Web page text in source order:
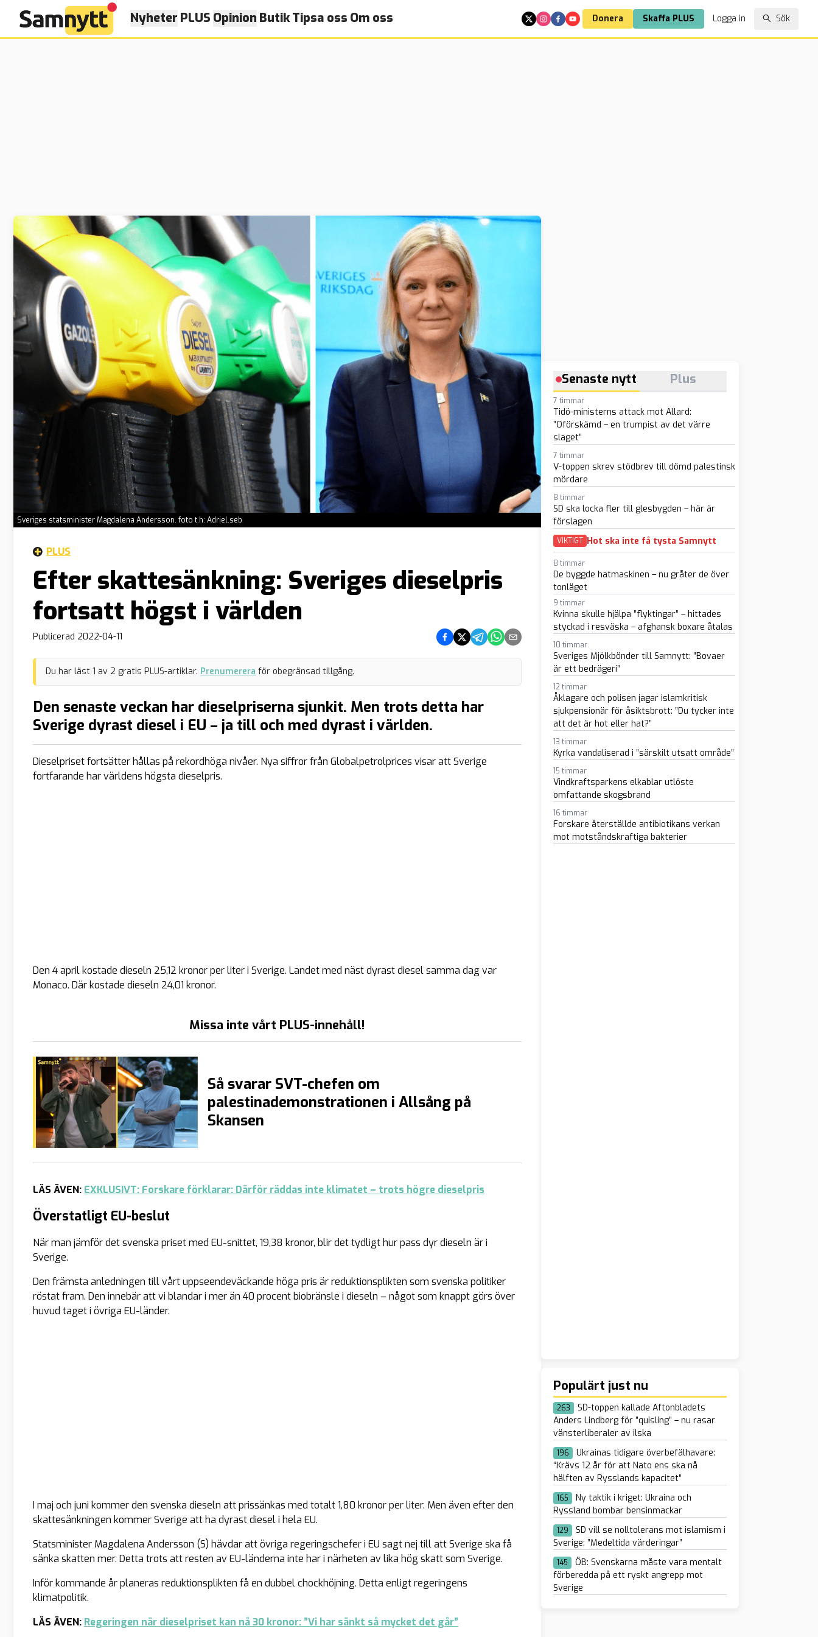
Nyheter PLUS Opinion ButikTipsa oss Om oss Donera Skaffa PLUS Logga in Sök
Sveriges statsminister Magdalena Andersson. foto t.h: Adriel.seb
PLUS
Efter skattesänkning: Sveriges dieselpris
fortsatt högst i världen
Publicerad 2022-04-11 Dela på Facebook
Dela på Twitter
Dela på Telegram
Dela på Whatsapp
Dela via e-post
Du har läst 1 av 2 gratis PLUS-artiklar. Prenumerera för obegränsad tillgång.
Den senaste veckan har dieselpriserna sjunkit. Men trots detta har
Sverige dyrast diesel i EU – ja till och med dyrast i världen.
Dieselpriset fortsätter hållas på rekordhöga nivåer. Nya siffror från Globalpetrolprices visar att Sverige
fortfarande har världens högsta dieselpris.
Den 4 april kostade dieseln 25,12 kronor per liter i Sverige. Landet med näst dyrast diesel samma dag var
Monaco. Där kostade dieseln 24,01 kronor.
Missa inte vårt PLUS-innehåll!
Så svarar SVT-chefen om
palestinademonstrationen i Allsång på
Skansen
LÄS ÄVEN: EXKLUSIVT: Forskare förklarar: Därför räddas inte klimatet – trots högre dieselpris
Överstatligt EU-beslut
När man jämför det svenska priset med EU-snittet, 19,38 kronor, blir det tydligt hur pass dyr dieseln är i
Sverige.
Den främsta anledningen till vårt uppseendeväckande höga pris är reduktionsplikten som svenska politiker
röstat fram. Den innebär att vi blandar i mer än 40 procent biobränsle i dieseln – något som knappt görs över
huvud taget i övriga EU-länder.
I maj och juni kommer den svenska dieseln att prissänkas med totalt 1,80 kronor per liter. Men även efter den
skattesänkningen kommer Sverige att ha dyrast diesel i hela EU.
Statsminister Magdalena Andersson (S) hävdar att övriga regeringschefer i EU sagt nej till att Sverige ska få
sänka skatten mer. Detta trots att resten av EU-länderna inte har i närheten av lika hög skatt som Sverige.
Inför kommande år planeras reduktionsplikten få en dubbel chockhöjning. Detta enligt regeringens
klimatpolitik.
LÄS ÄVEN: Regeringen när dieselpriset kan nå 30 kronor: ”Vi har sänkt så mycket det går”
Senaste nytt Plus
7 timmar
Tidö-ministerns attack mot Allard:
”Oförskämd – en trumpist av det värre
slaget”
7 timmar
V-toppen skrev stödbrev till dömd palestinsk
mördare
8 timmar
SD ska locka fler till glesbygden – här är
förslagen
VIKTIGT Hot ska inte få tysta Samnytt
8 timmar
De byggde hatmaskinen – nu gråter de över
tonläget
9 timmar
Kvinna skulle hjälpa ”flyktingar” – hittades
styckad i resväska – afghansk boxare åtalas
10 timmar
Sveriges Mjölkbönder till Samnytt: ”Bovaer
är ett bedrägeri”
12 timmar
Åklagare och polisen jagar islamkritisk
sjukpensionär för åsiktsbrott: ”Du tycker inte
att det är hot eller hat?”
13 timmar
Kyrka vandaliserad i ”särskilt utsatt område”
15 timmar
Vindkraftsparkens elkablar utlöste
omfattande skogsbrand
16 timmar
Forskare återställde antibiotikans verkan
mot motståndskraftiga bakterier
Populärt just nu
263
SD-toppen kallade Aftonbladets
Anders Lindberg för ”quisling” – nu rasar
vänsterliberaler av ilska
196
Ukrainas tidigare överbefälhavare:
“Krävs 12 år för att Nato ens ska nå
hälften av Rysslands kapacitet”
165
Ny taktik i kriget: Ukraina och
Ryssland bombar bensinmackar
129
SD vill se nolltolerans mot islamism i
Sverige: ”Medeltida värderingar”
145
ÖB: Svenskarna måste vara mentalt
förberedda på ett ryskt angrepp mot
Sverige